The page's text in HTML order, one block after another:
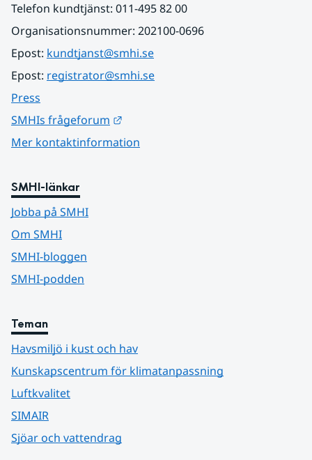
Telefon kundtjänst: 011-495 82 00
Organisationsnummer: 202100-0696
Epost: kundtjanst@smhi.se
Epost: registrator@smhi.se
Press
SMHIs frågeforum
Mer kontaktinformation
SMHI-länkar
Jobba på SMHI
Om SMHI
SMHI-bloggen
SMHI-podden
Teman
Havsmiljö i kust och hav
Kunskapscentrum för klimatanpassning
Luftkvalitet
SIMAIR
Sjöar och vattendrag